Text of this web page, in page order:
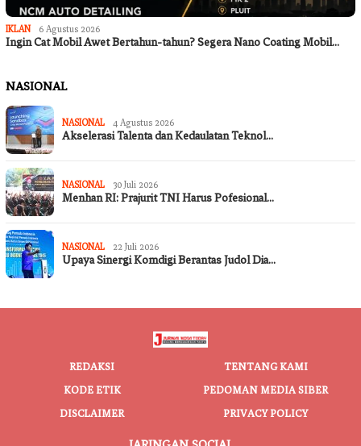
IKLAN 6 Agustus 2026
Ingin Cat Mobil Awet Bertahun-tahun? Segera Nano Coating Mobil…
NASIONAL
NASIONAL 4 Agustus 2026
Akselerasi Talenta dan Kedaulatan Teknol…
NASIONAL 30 Juli 2026
Menhan RI: Prajurit TNI Harus Pofesional…
NASIONAL 22 Juli 2026
Upaya Sinergi Komdigi Berantas Judol Dia…
REDAKSI
TENTANG KAMI
KODE ETIK
PEDOMAN MEDIA SIBER
DISCLAIMER
PRIVACY POLICY